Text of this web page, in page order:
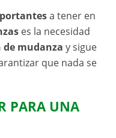
a tener en
es la necesidad
de mudanza y sigue
que nada se
PARA UNA